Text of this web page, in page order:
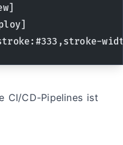
CI/CD-Pipelines ist